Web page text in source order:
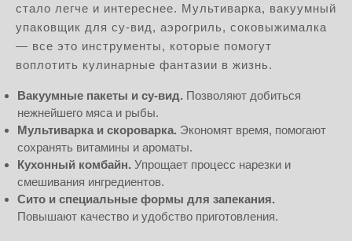
стало легче и интереснее. Мультиварка, вакуумный
упаковщик для су-вид, аэрогриль, соковыжималка
— все это инструменты, которые помогут
воплотить кулинарные фантазии в жизнь.
Вакуумные пакеты и су-вид. Позволяют добиться
нежнейшего мяса и рыбы.
Мультиварка и скороварка. Экономят время, помогают
сохранять витамины и ароматы.
Кухонный комбайн. Упрощает процесс нарезки и
смешивания ингредиентов.
Сито и специальные формы для запекания.
Повышают качество и удобство приготовления.